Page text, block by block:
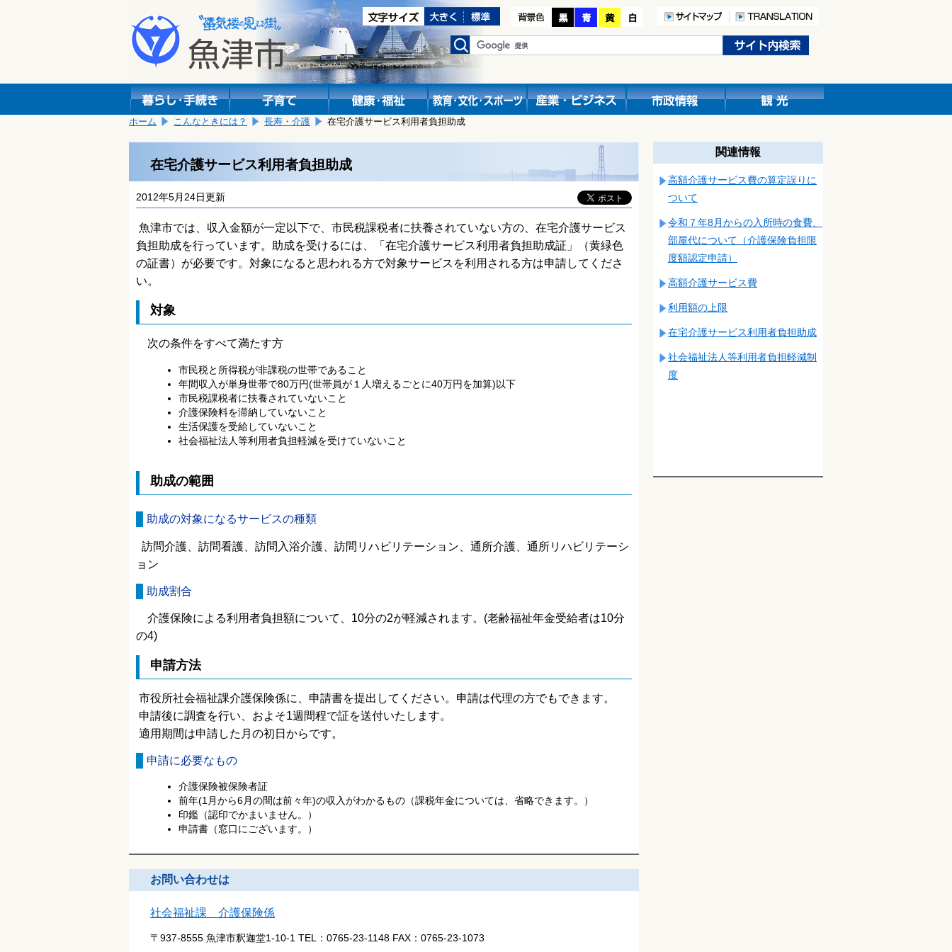
し
ホーム こんなときには？ 長寿・介護 在宅介護サービス利用者負担助成
在宅介護サービス利用者負担助成
2012年5月24日更新
魚津市では、収入金額が一定以下で、市民税課税者に扶養されていない方の、在宅介護サービス
負担助成を行っています。助成を受けるには、「在宅介護サービス利用者負担助成証」（黄緑色
の証書）が必要です。対象になると思われる方で対象サービスを利用される方は申請してくださ
い。
対象
次の条件をすべて満たす方
市民税と所得税が非課税の世帯であること
年間収入が単身世帯で80万円(世帯員が１人増えるごとに40万円を加算)以下
市民税課税者に扶養されていないこと
介護保険料を滞納していないこと
生活保護を受給していないこと
社会福祉法人等利用者負担軽減を受けていないこと
助成の範囲
助成の対象になるサービスの種類
訪問介護、訪問看護、訪問入浴介護、訪問リハビリテーション、通所介護、通所リハビリテーシ
ョン
助成割合
介護保険による利用者負担額について、10分の2が軽減されます。(老齢福祉年金受給者は10分
の4)
申請方法
市役所社会福祉課介護保険係に、申請書を提出してください。申請は代理の方でもできます。
申請後に調査を行い、およそ1週間程で証を送付いたします。
適用期間は申請した月の初日からです。
申請に必要なもの
介護保険被保険者証
前年(1月から6月の間は前々年)の収入がわかるもの（課税年金については、省略できます。）
印鑑（認印でかまいません。）
申請書（窓口にございます。）
お問い合わせは
社会福祉課 介護保険係
〒937-8555 魚津市釈迦堂1-10-1 TEL： 0765-23-1148 FAX： 0765-23-1073
関連情報
高額介護サービス費の算定誤りに
ついて
令和７年8月からの入所時の食費、
部屋代について（介護保険負担限
度額認定申請）
高額介護サービス費
利用額の上限
在宅介護サービス利用者負担助成
社会福祉法人等利用者負担軽減制
度